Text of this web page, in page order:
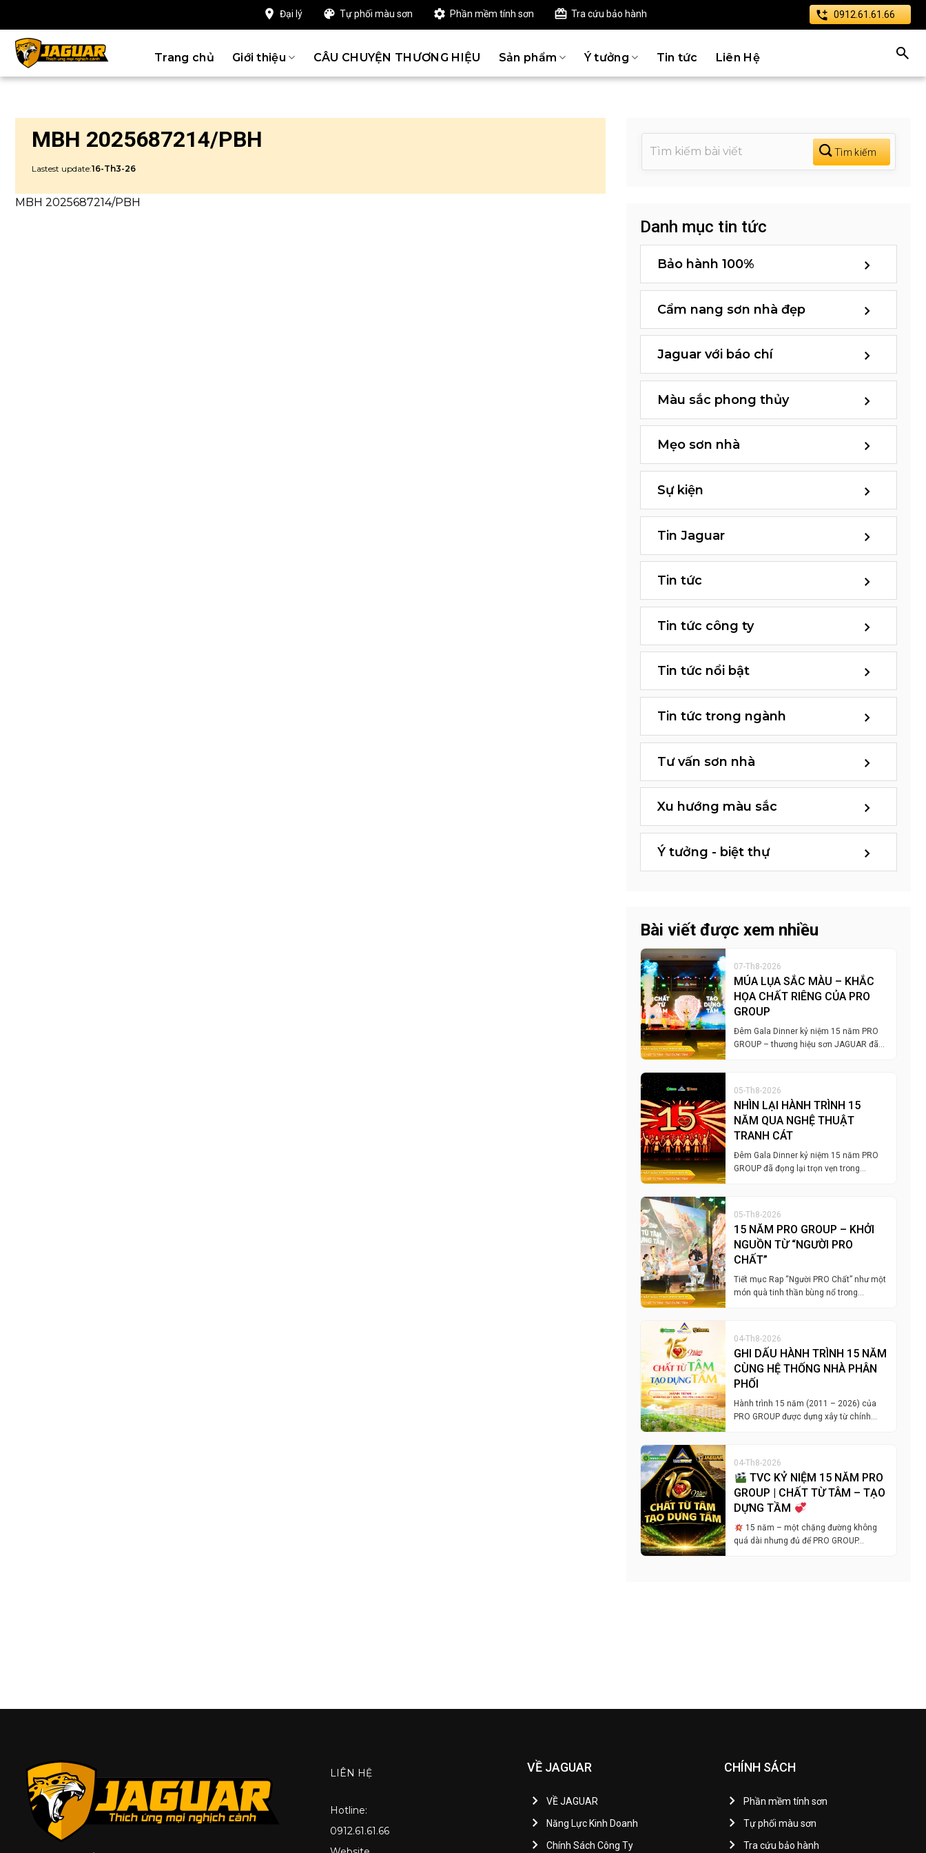
dung
Đại lý Tự phối màu sơn Phần mềm tính sơn Tra cứu bảo hành 0912.61.61.66
Trang chủ Giới thiệu CÂU CHUYỆN THƯƠNG HIỆU Sản phẩm Ý tưởng Tin tức Liên Hệ
MBH 2025687214/PBH
Lastest update:16-Th3-26
MBH 2025687214/PBH
Danh mục tin tức
Bảo hành 100%
Cẩm nang sơn nhà đẹp
Jaguar với báo chí
Màu sắc phong thủy
Mẹo sơn nhà
Sự kiện
Tin Jaguar
Tin tức
Tin tức công ty
Tin tức nổi bật
Tin tức trong ngành
Tư vấn sơn nhà
Xu hướng màu sắc
Ý tưởng - biệt thự
Bài viết được xem nhiều
07-Th8-2026
MÚA LỤA SẮC MÀU – KHẮC
HỌA CHẤT RIÊNG CỦA PRO
GROUP
Đêm Gala Dinner kỷ niệm 15 năm PRO
GROUP – thương hiệu sơn JAGUAR đã…
05-Th8-2026
NHÌN LẠI HÀNH TRÌNH 15
NĂM QUA NGHỆ THUẬT
TRANH CÁT
Đêm Gala Dinner kỷ niệm 15 năm PRO
GROUP đã đọng lại trọn vẹn trong…
05-Th8-2026
15 NĂM PRO GROUP – KHỞI
NGUỒN TỪ “NGƯỜI PRO
CHẤT”
Tiết mục Rap “Người PRO Chất” như một
món quà tinh thần bùng nổ trong…
04-Th8-2026
GHI DẤU HÀNH TRÌNH 15 NĂM
CÙNG HỆ THỐNG NHÀ PHÂN
PHỐI
Hành trình 15 năm (2011 – 2026) của
PRO GROUP được dựng xây từ chính…
04-Th8-2026
TVC KỶ NIỆM 15 NĂM PRO
GROUP | CHẤT TỪ TÂM – TẠO
DỰNG TẦM
15 năm – một chặng đường không
quá dài nhưng đủ để PRO GROUP…
LIÊN HỆ
Hotline:
0912.61.61.66
VỀ JAGUAR
VỀ JAGUAR
Năng Lực Kinh Doanh
Chính Sách Công Ty
CHÍNH SÁCH
Phần mềm tính sơn
Tự phối màu sơn
Tra cứu bảo hành